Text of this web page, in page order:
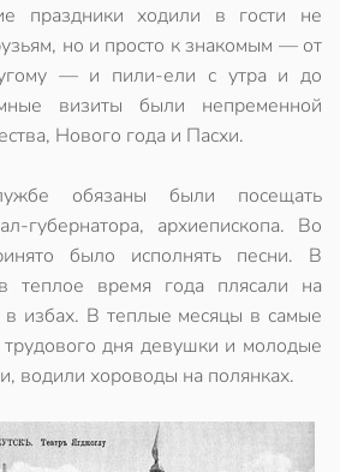
праздники ходили в гости не
но и просто к знакомым — от
— и пили-ели с утра и до
визиты были непременной
Нового года и Пасхи.
обязаны были посещать
губернатора, архиепископа. Во
было исполнять песни. В
теплое время года плясали на
избах. В теплые месяцы в самые
дня девушки и молодые
водили хороводы на полянках.